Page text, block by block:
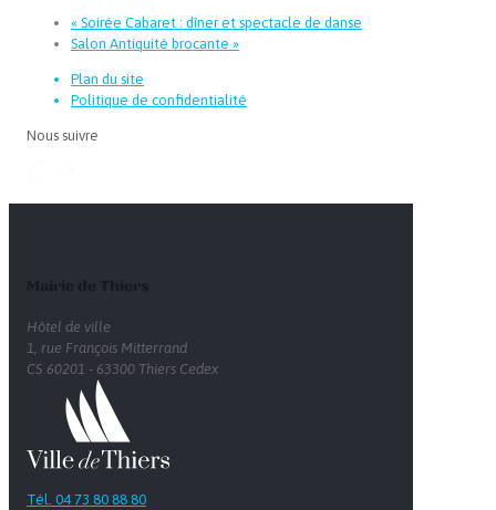
« Soirée Cabaret : dîner et spectacle de danse
Salon Antiquité brocante »
Plan du site
Politique de confidentialité
Nous suivre
Hôtel de ville
1, rue François Mitterrand
CS 60201 - 63300 Thiers Cedex
Tél. 04 73 80 88 80